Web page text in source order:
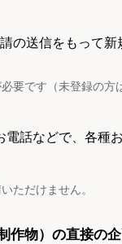
の送信をもって新
要です（未登録の方
話などで、各種
ただけません。
作物）の直接の